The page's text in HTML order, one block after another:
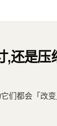
,还是
们都会「改